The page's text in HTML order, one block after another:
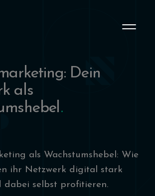
Dein
als
als Wachstumshebel: Wie
ihr Netzwerk digital stark
dabei selbst profitieren.